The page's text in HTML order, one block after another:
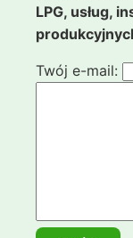
LPG, usług,
Twój e-mail: